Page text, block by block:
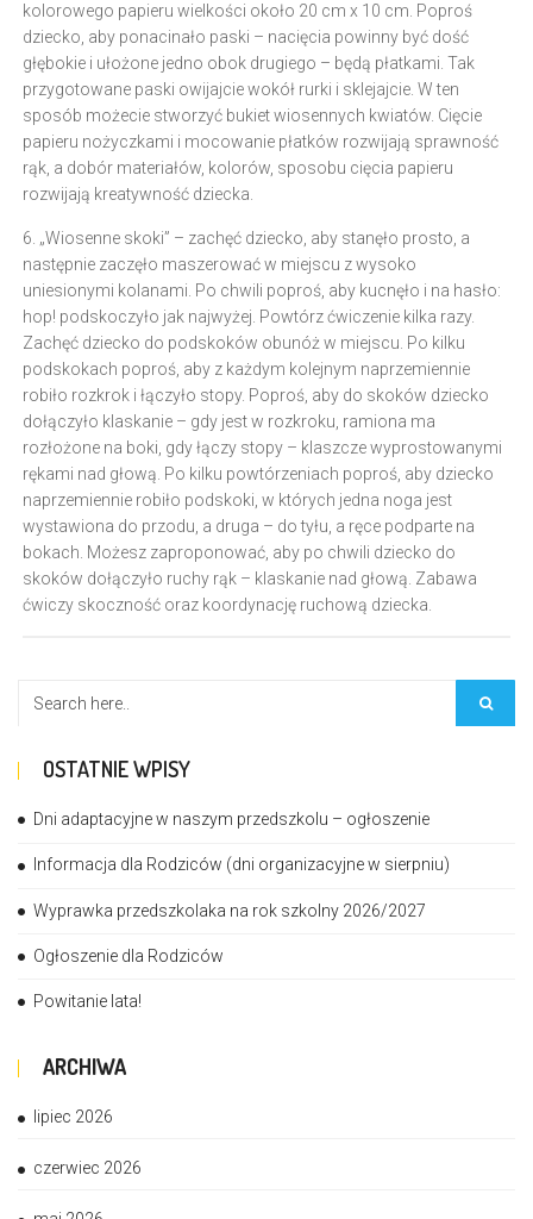
kolorowego papieru wielkości około 20 cm x 10 cm. Poproś
dziecko, aby ponacinało paski – nacięcia powinny być dość
głębokie i ułożone jedno obok drugiego – będą płatkami. Tak
przygotowane paski owijajcie wokół rurki i sklejajcie. W ten
sposób możecie stworzyć bukiet wiosennych kwiatów. Cięcie
papieru nożyczkami i mocowanie płatków rozwijają sprawność
rąk, a dobór materiałów, kolorów, sposobu cięcia papieru
rozwijają kreatywność dziecka.
6. „Wiosenne skoki” – zachęć dziecko, aby stanęło prosto, a
następnie zaczęło maszerować w miejscu z wysoko
uniesionymi kolanami. Po chwili poproś, aby kucnęło i na hasło:
hop! podskoczyło jak najwyżej. Powtórz ćwiczenie kilka razy.
Zachęć dziecko do podskoków obunóż w miejscu. Po kilku
podskokach poproś, aby z każdym kolejnym naprzemiennie
robiło rozkrok i łączyło stopy. Poproś, aby do skoków dziecko
dołączyło klaskanie – gdy jest w rozkroku, ramiona ma
rozłożone na boki, gdy łączy stopy – klaszcze wyprostowanymi
rękami nad głową. Po kilku powtórzeniach poproś, aby dziecko
naprzemiennie robiło podskoki, w których jedna noga jest
wystawiona do przodu, a druga – do tyłu, a ręce podparte na
bokach. Możesz zaproponować, aby po chwili dziecko do
skoków dołączyło ruchy rąk – klaskanie nad głową. Zabawa
ćwiczy skoczność oraz koordynację ruchową dziecka.
OSTATNIE WPISY
Dni adaptacyjne w naszym przedszkolu – ogłoszenie
Informacja dla Rodziców (dni organizacyjne w sierpniu)
Wyprawka przedszkolaka na rok szkolny 2026/2027
Ogłoszenie dla Rodziców
Powitanie lata!
ARCHIWA
lipiec 2026
czerwiec 2026